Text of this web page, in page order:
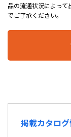
品の流通状況によって
でご了承ください。
掲載カタロ